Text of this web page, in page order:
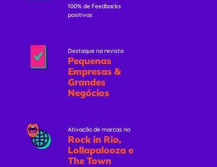
100% de Feedbacks
positivos
Destaque na revista
Pequenas
Empresas &
Grandes
Negócios
Ativação de marcas no
Rock in Rio,
Lollapalooza e
The Town